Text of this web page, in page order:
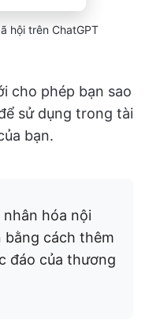
hội trên ChatGPT
cho phép bạn sao
sử dụng trong tài
bạn.
nhân hóa nội
bằng cách thêm
đáo của thương